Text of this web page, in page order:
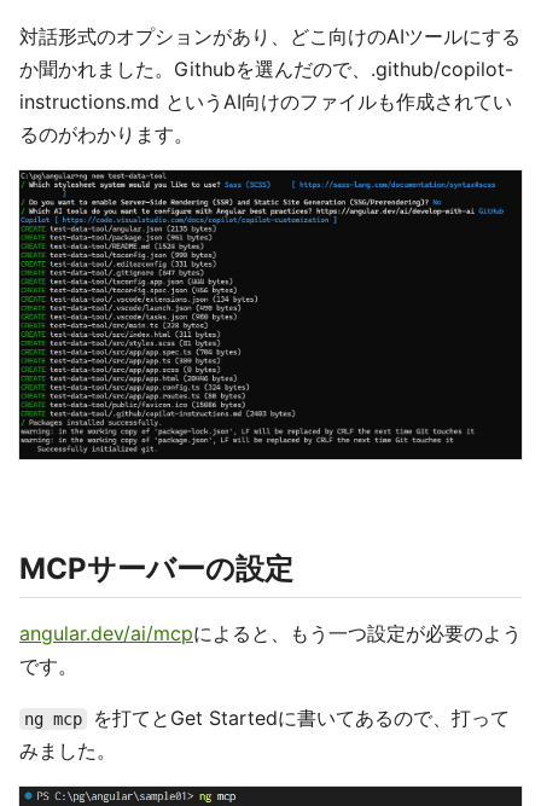
対話形式のオプションがあり、どこ向けのAIツールにする
か聞かれました。Githubを選んだので、.github/copilot-
instructions.md というAI向けのファイルも作成されてい
るのがわかります。
MCPサーバーの設定
angular.dev/ai/mcpによると、もう一つ設定が必要のよう
です。
ng mcp
を打てとGet Startedに書いてあるので、打って
みました。